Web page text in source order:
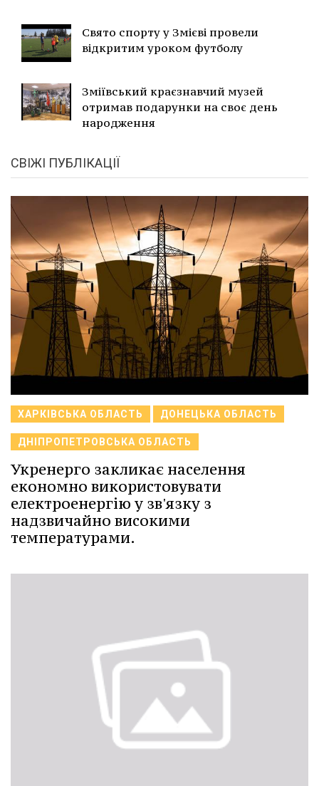
Свято спорту у Змієві провели
відкритим уроком футболу
Зміївський краєзнавчий музей
отримав подарунки на своє день
народження
СВІЖІ ПУБЛІКАЦІЇ
ХАРКІВСЬКА ОБЛАСТЬ ДОНЕЦЬКА ОБЛАСТЬ
ДНІПРОПЕТРОВСЬКА ОБЛАСТЬ
Укренерго закликає населення
економно використовувати
електроенергію у зв'язку з
надзвичайно високими
температурами.